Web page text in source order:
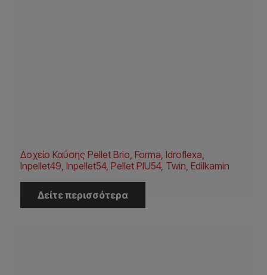
Δοχείο Καύσης Pellet Brio, Forma, Idroflexa,
Inpellet49, Inpellet54, Pellet PIU54, Twin, Edilkamin
Δείτε περισσότερα